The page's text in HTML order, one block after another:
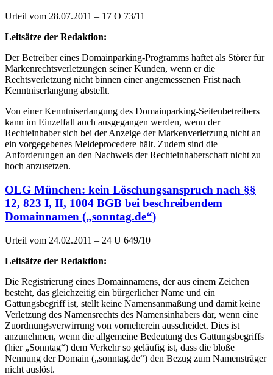
Urteil vom 28.07.2011 – 17 O 73/11
Leitsätze der Redaktion:
Der Betreiber eines Domainparking-Programms haftet als Störer für
Markenrechtsverletzungen seiner Kunden, wenn er die
Rechtsverletzung nicht binnen einer angemessenen Frist nach
Kenntniserlangung abstellt.
Von einer Kenntniserlangung des Domainparking-Seitenbetreibers
kann im Einzelfall auch ausgegangen werden, wenn der
Rechteinhaber sich bei der Anzeige der Markenverletzung nicht an
ein vorgegebenes Meldeprocedere hält. Zudem sind die
Anforderungen an den Nachweis der Rechteinhaberschaft nicht zu
hoch anzusetzen.
OLG München: kein Löschungsanspruch nach §§
12, 823 I, II, 1004 BGB bei beschreibendem
Domainnamen („sonntag.de“)
Urteil vom 24.02.2011 – 24 U 649/10
Leitsätze der Redaktion:
Die Registrierung eines Domainnamens, der aus einem Zeichen
besteht, das gleichzeitig ein bürgerlicher Name und ein
Gattungsbegriff ist, stellt keine Namensanmaßung und damit keine
Verletzung des Namensrechts des Namensinhabers dar, wenn eine
Zuordnungsverwirrung von vorneherein ausscheidet. Dies ist
anzunehmen, wenn die allgemeine Bedeutung des Gattungsbegriffs
(hier „Sonntag“) dem Verkehr so geläufig ist, dass die bloße
Nennung der Domain („sonntag.de“) den Bezug zum Namensträger
nicht auslöst.